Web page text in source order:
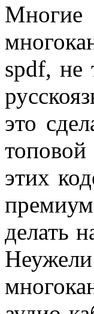
spdf, не
это
этих
премиум
делать